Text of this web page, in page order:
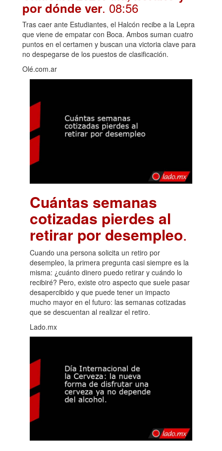
por dónde ver. 08:56
Tras caer ante Estudiantes, el Halcón recibe a la Lepra
que viene de empatar con Boca. Ambos suman cuatro
puntos en el certamen y buscan una victoria clave para
no despegarse de los puestos de clasificación.
Olé.com.ar
Cuántas semanas
cotizadas pierdes al
retirar por desempleo.
Cuando una persona solicita un retiro por
desempleo, la primera pregunta casi siempre es la
misma: ¿cuánto dinero puedo retirar y cuándo lo
recibiré? Pero, existe otro aspecto que suele pasar
desapercibido y que puede tener un impacto
mucho mayor en el futuro: las semanas cotizadas
que se descuentan al realizar el retiro.
Lado.mx